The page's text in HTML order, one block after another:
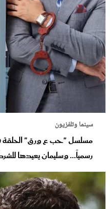
سينما وتلفزيون
رسمياً... وسليمان يعيدها